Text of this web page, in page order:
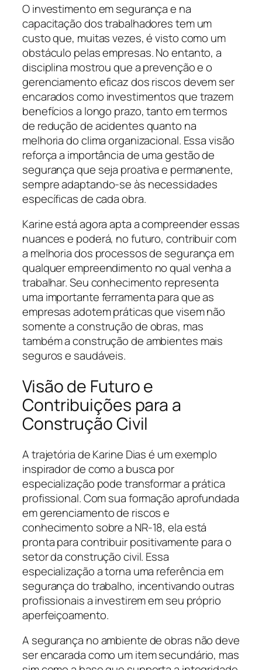
O investimento em segurança e na
capacitação dos trabalhadores tem um
custo que, muitas vezes, é visto como um
obstáculo pelas empresas. No entanto, a
disciplina mostrou que a prevenção e o
gerenciamento eficaz dos riscos devem ser
encarados como investimentos que trazem
benefícios a longo prazo, tanto em termos
de redução de acidentes quanto na
melhoria do clima organizacional. Essa visão
reforça a importância de uma gestão de
segurança que seja proativa e permanente,
sempre adaptando-se às necessidades
específicas de cada obra.
Karine está agora apta a compreender essas
nuances e poderá, no futuro, contribuir com
a melhoria dos processos de segurança em
qualquer empreendimento no qual venha a
trabalhar. Seu conhecimento representa
uma importante ferramenta para que as
empresas adotem práticas que visem não
somente a construção de obras, mas
também a construção de ambientes mais
seguros e saudáveis.
Visão de Futuro e
Contribuições para a
Construção Civil
A trajetória de Karine Dias é um exemplo
inspirador de como a busca por
especialização pode transformar a prática
profissional. Com sua formação aprofundada
em gerenciamento de riscos e
conhecimento sobre a NR-18, ela está
pronta para contribuir positivamente para o
setor da construção civil. Essa
especialização a torna uma referência em
segurança do trabalho, incentivando outras
profissionais a investirem em seu próprio
aperfeiçoamento.
A segurança no ambiente de obras não deve
ser encarada como um item secundário, mas